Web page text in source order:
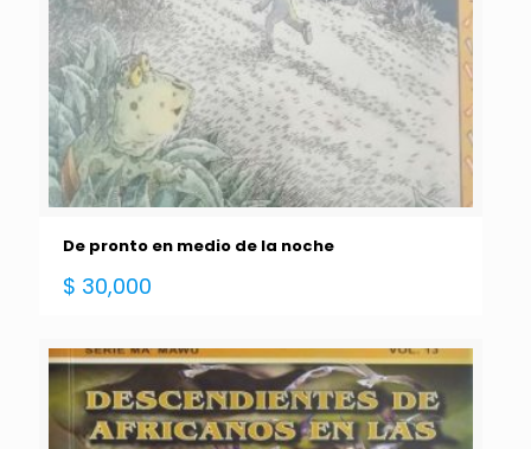
De pronto en medio de la noche
$ 30,000